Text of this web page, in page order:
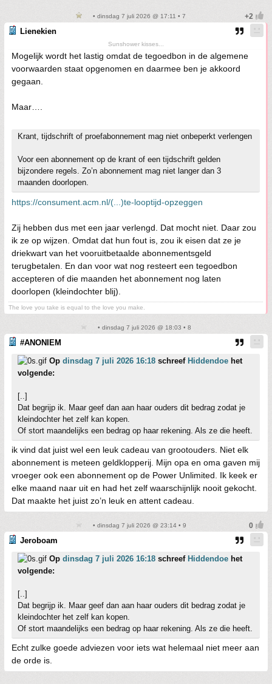
• dinsdag 7 juli 2026 @ 17:11 • 7
Lienekien
Sunshower kisses...
Mogelijk wordt het lastig omdat de tegoedbon in de algemene
voorwaarden staat opgenomen en daarmee ben je akkoord
gegaan.
Maar….
Krant, tijdschrift of proefabonnement mag niet onbeperkt verlengen
Voor een abonnement op de krant of een tijdschrift gelden
bijzondere regels. Zo’n abonnement mag niet langer dan 3
maanden doorlopen.
https://consument.acm.nl/(...)te-looptijd-opzeggen
Zij hebben dus met een jaar verlengd. Dat mocht niet. Daar zou
ik ze op wijzen. Omdat dat hun fout is, zou ik eisen dat ze je
driekwart van het vooruitbetaalde abonnementsgeld
terugbetalen. En dan voor wat nog resteert een tegoedbon
accepteren of die maanden het abonnement nog laten
doorlopen (kleindochter blij).
The love you take is equal to the love you make.
• dinsdag 7 juli 2026 @ 18:03 • 8
#ANONIEM
Op dinsdag 7 juli 2026 16:18 schreef Hiddendoe het
volgende:
[..]
Dat begrijp ik. Maar geef dan aan haar ouders dit bedrag zodat je
kleindochter het zelf kan kopen.
Of stort maandelijks een bedrag op haar rekening. Als ze die heeft.
ik vind dat juist wel een leuk cadeau van grootouders. Niet elk
abonnement is meteen geldklopperij. Mijn opa en oma gaven mij
vroeger ook een abonnement op de Power Unlimited. Ik keek er
elke maand naar uit en had het zelf waarschijnlijk nooit gekocht.
Dat maakte het juist zo’n leuk en attent cadeau.
• dinsdag 7 juli 2026 @ 23:14 • 9
Jeroboam
Op dinsdag 7 juli 2026 16:18 schreef Hiddendoe het
volgende:
[..]
Dat begrijp ik. Maar geef dan aan haar ouders dit bedrag zodat je
kleindochter het zelf kan kopen.
Of stort maandelijks een bedrag op haar rekening. Als ze die heeft.
Echt zulke goede adviezen voor iets wat helemaal niet meer aan
de orde is.